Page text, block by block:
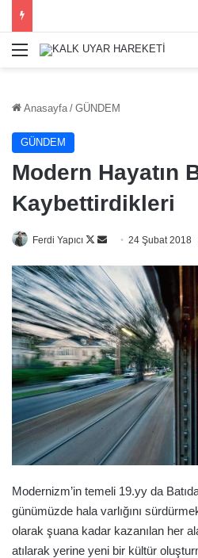
Menü
Anasayfa / GÜNDEM
GÜNDEM
Modern Hayatın
Kaybettirdikleri
Ferdi Yapıcı
Follow
Bir
posta
göndermek
24 Şubat 2018
Modernizm’in temeli 19.yy da
günümüzde hala varlığını
olarak şuana kadar kazanılan her
atılarak yerine yeni bir kültür